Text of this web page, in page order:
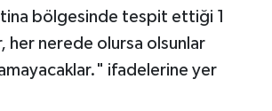
bölgesinde tespit ettiği 1
her nerede olursa olsunlar
ifadelerine yer